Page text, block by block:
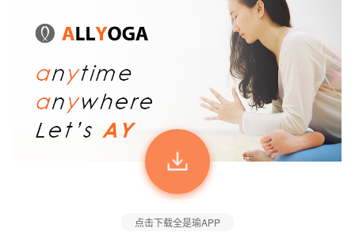
点击下载全是瑜APP